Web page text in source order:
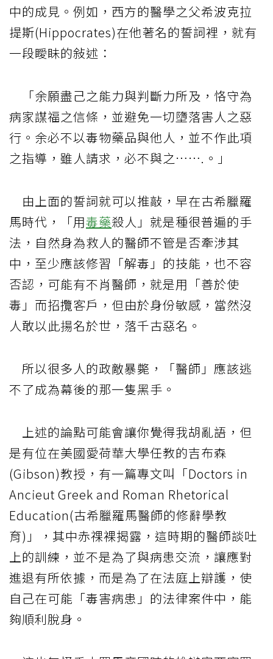
中的成見。例如，西方的醫學之父希波克拉
提斯(Hippocrates)在他著名的誓詞裡，就有
一段瞹眛的敍述：
「余願盡己之能力與判斷力所及，恪守為
病家謀福之信條，並避免一切墮落害人之惡
行。余必不以毒物藥品與他人，並不作此項
之指導，雖人請求，必不與之…….。」
由上面的誓詞就可以推敲，早在古希臘羅
馬時代，「用毒藥殺人」就是種很普遍的手
法，自然身為救人的醫師不管是否牽涉其
中，至少應該修習「解毒」的技能，也不容
否認，可能有不肖醫師，就是用「善於使
毒」而招攬客戶，但由於身份敏感，當然沒
人敢以此揚名於世，落千古惡名。
所以很多人的政敵暴斃，「醫師」應該逃
不了成為幕後的那一隻黑手。
上述的論點可能會讓你覺得我胡亂語，但
是有位在美國愛荷華大學任教的吉布森
(Gibson)教授，有一篇專文叫「Doctors in
Ancieut Greek and Roman Rhetorical
Education(古希臘羅馬醫師的修辭學教
育)」，其中赤祼裸揭露，這時期的醫師談吐
上的訓練，並不是為了與病患交流，讓應對
進退有所依據，而是為了在法庭上辯護，使
自己在可能「毒害病患」的法律案件中，能
夠順利脫身。